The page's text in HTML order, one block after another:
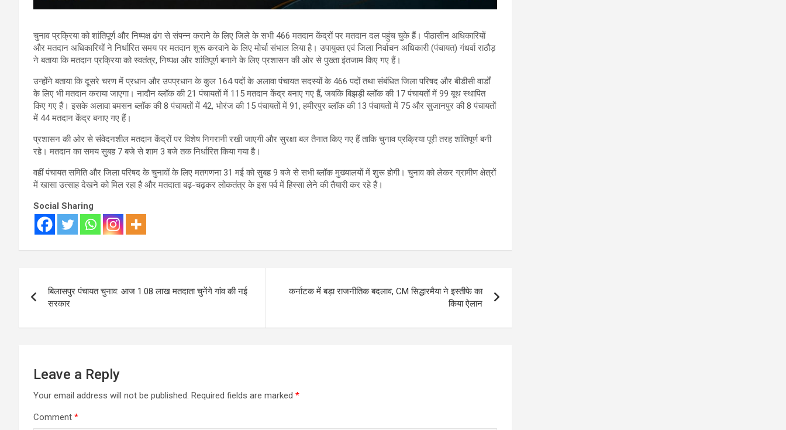
चुनाव प्रक्रिया को शांतिपूर्ण और निष्पक्ष ढंग से संपन्न कराने के लिए जिले के सभी 466 मतदान केंद्रों पर मतदान दल पहुंच चुके हैं। पीठासीन अधिकारियों
और मतदान अधिकारियों ने निर्धारित समय पर मतदान शुरू करवाने के लिए मोर्चा संभाल लिया है। उपायुक्त एवं जिला निर्वाचन अधिकारी (पंचायत) गंधर्वा राठौड़
ने बताया कि मतदान प्रक्रिया को स्वतंत्र, निष्पक्ष और शांतिपूर्ण बनाने के लिए प्रशासन की ओर से पुख्ता इंतजाम किए गए हैं।
उन्होंने बताया कि दूसरे चरण में प्रधान और उपप्रधान के कुल 164 पदों के अलावा पंचायत सदस्यों के 466 पदों तथा संबंधित जिला परिषद और बीडीसी वार्डों
के लिए भी मतदान कराया जाएगा। नादौन ब्लॉक की 21 पंचायतों में 115 मतदान केंद्र बनाए गए हैं, जबकि बिझड़ी ब्लॉक की 17 पंचायतों में 99 बूथ स्थापित
किए गए हैं। इसके अलावा बमसन ब्लॉक की 8 पंचायतों में 42, भोरंज की 15 पंचायतों में 91, हमीरपुर ब्लॉक की 13 पंचायतों में 75 और सुजानपुर की 8 पंचायतों
में 44 मतदान केंद्र बनाए गए हैं।
प्रशासन की ओर से संवेदनशील मतदान केंद्रों पर विशेष निगरानी रखी जाएगी और सुरक्षा बल तैनात किए गए हैं ताकि चुनाव प्रक्रिया पूरी तरह शांतिपूर्ण बनी
रहे। मतदान का समय सुबह 7 बजे से शाम 3 बजे तक निर्धारित किया गया है।
वहीं पंचायत समिति और जिला परिषद के चुनावों के लिए मतगणना 31 मई को सुबह 9 बजे से सभी ब्लॉक मुख्यालयों में शुरू होगी। चुनाव को लेकर ग्रामीण क्षेत्रों
में खासा उत्साह देखने को मिल रहा है और मतदाता बढ़-चढ़कर लोकतंत्र के इस पर्व में हिस्सा लेने की तैयारी कर रहे हैं।
Social Sharing
navigation
बिलासपुर पंचायत चुनाव: आज 1.08 लाख मतदाता चुनेंगे गांव की नई
सरकार
कर्नाटक में बड़ा राजनीतिक बदलाव, CM सिद्धारमैया ने इस्तीफे का
किया ऐलान
Leave a Reply
Your email address will not be published. Required fields are marked *
Comment *